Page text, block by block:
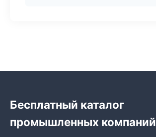
Бесплатный каталог
промышленных компаний